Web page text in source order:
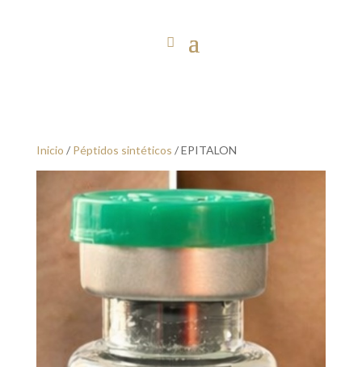
Inicio / Péptidos sintéticos / EPITALON